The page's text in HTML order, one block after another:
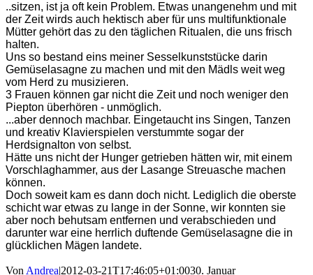
..sitzen, ist ja oft kein Problem. Etwas unangenehm und mit
der Zeit wirds auch hektisch aber für uns multifunktionale
Mütter gehört das zu den täglichen Ritualen, die uns frisch
halten.
Uns so bestand eins meiner Sesselkunststücke darin
Gemüselasagne zu machen und mit den Mädls weit weg
vom Herd zu musizieren.
3 Frauen können gar nicht die Zeit und noch weniger den
Piepton überhören - unmöglich.
...aber dennoch machbar. Eingetaucht ins Singen, Tanzen
und kreativ Klavierspielen verstummte sogar der
Herdsignalton von selbst.
Hätte uns nicht der Hunger getrieben hätten wir, mit einem
Vorschlaghammer, aus der Lasange Streuasche machen
können.
Doch soweit kam es dann doch nicht. Lediglich die oberste
schicht war etwas zu lange in der Sonne, wir konnten sie
aber noch behutsam entfernen und verabschieden und
darunter war eine herrlich duftende Gemüselasagne die in
glücklichen Mägen landete.
VonAndrea|2012-03-21T17:46:05+01:0030. Januar